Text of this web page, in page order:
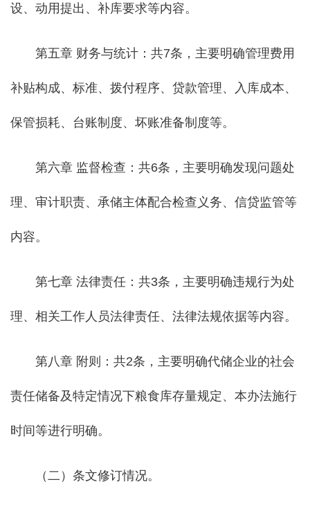
设、动用提出、补库要求等内容。
第五章 财务与统计：共7条，主要明确管理费用
补贴构成、标准、拨付程序、贷款管理、入库成本、
保管损耗、台账制度、坏账准备制度等。
第六章 监督检查：共6条，主要明确发现问题处
理、审计职责、承储主体配合检查义务、信贷监管等
内容。
第七章 法律责任：共3条，主要明确违规行为处
理、相关工作人员法律责任、法律法规依据等内容。
第八章 附则：共2条，主要明确代储企业的社会
责任储备及特定情况下粮食库存量规定、本办法施行
时间等进行明确。
（二）条文修订情况。